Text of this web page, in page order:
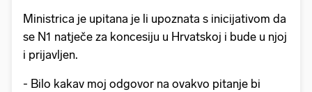
Ministrica je upitana je li upoznata s inicijativom da
se N1 natječe za koncesiju u Hrvatskoj i bude u njoj
i prijavljen.
- Bilo kakav moj odgovor na ovakvo pitanje bi